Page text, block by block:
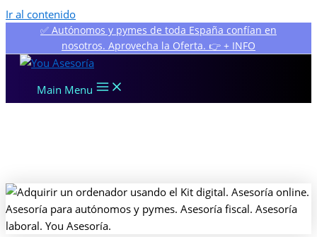
Ir al contenido
✅ Autónomos y pymes de toda España confían en
nosotros. Aprovecha la Oferta. 👉 + INFO
Main Menu